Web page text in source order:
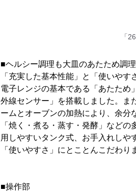
「
■ヘルシー調理も大皿のあたため調理
「充実した基本性能」と「使いやす
電子レンジの基本である「あたため
外線センサー」を搭載しました。ま
ームとオーブンの加熱により、余分
「焼く・煮る・蒸す・発酵」など
用しやすいタンク式、お手入れしや
「使いやすさ」にとことんこだわり
■操作部